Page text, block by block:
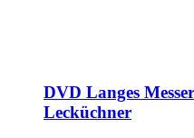
DVD Langes
Lecküchner